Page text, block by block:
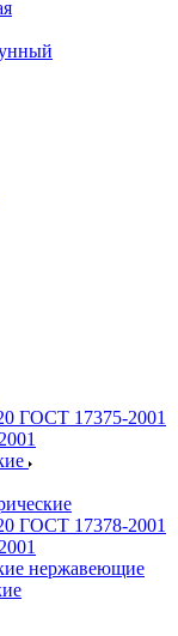
ГОСТ 17375-2001
ГОСТ 17378-2001
нержавеющие